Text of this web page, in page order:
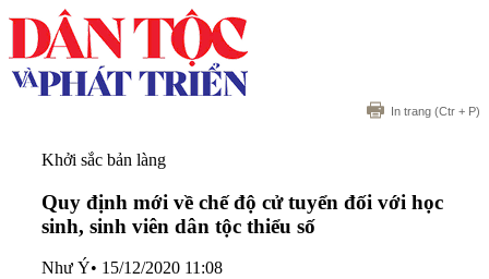
In trang (Ctr + P)
Khởi sắc bản làng
Quy định mới về chế độ cử tuyển đối với học
sinh, sinh viên dân tộc thiểu số
Như Ý• 15/12/2020 11:08